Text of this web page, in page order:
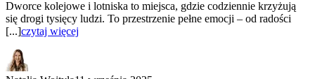
Dworce kolejowe i lotniska to miejsca, gdzie codziennie krzyżują
się drogi tysięcy ludzi. To przestrzenie pełne emocji – od radości
[...]czytaj więcej